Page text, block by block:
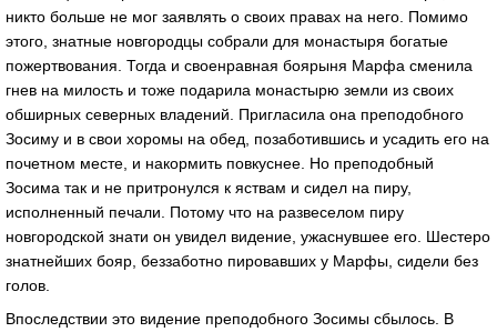
никто больше не мог заявлять о своих правах на него. Помимо
этого, знатные новгородцы собрали для монастыря богатые
пожертвования. Тогда и своенравная боярыня Марфа сменила
гнев на милость и тоже подарила монастырю земли из своих
обширных северных владений. Пригласила она преподобного
Зосиму и в свои хоромы на обед, позаботившись и усадить его на
почетном месте, и накормить повкуснее. Но преподобный
Зосима так и не притронулся к яствам и сидел на пиру,
исполненный печали. Потому что на развеселом пиру
новгородской знати он увидел видение, ужаснувшее его. Шестеро
знатнейших бояр, беззаботно пировавших у Марфы, сидели без
голов.
Впоследствии это видение преподобного Зосимы сбылось. В